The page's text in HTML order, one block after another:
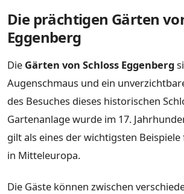
Die prächtigen Gärten
Eggenberg
Die Gärten von Schloss Eggenberg
Augenschmaus und ein
des Besuches dieses historischen
Gartenanlage wurde im 17.
gilt als eines der wichtigsten
in Mitteleuropa.
Die Gäste können zwischen